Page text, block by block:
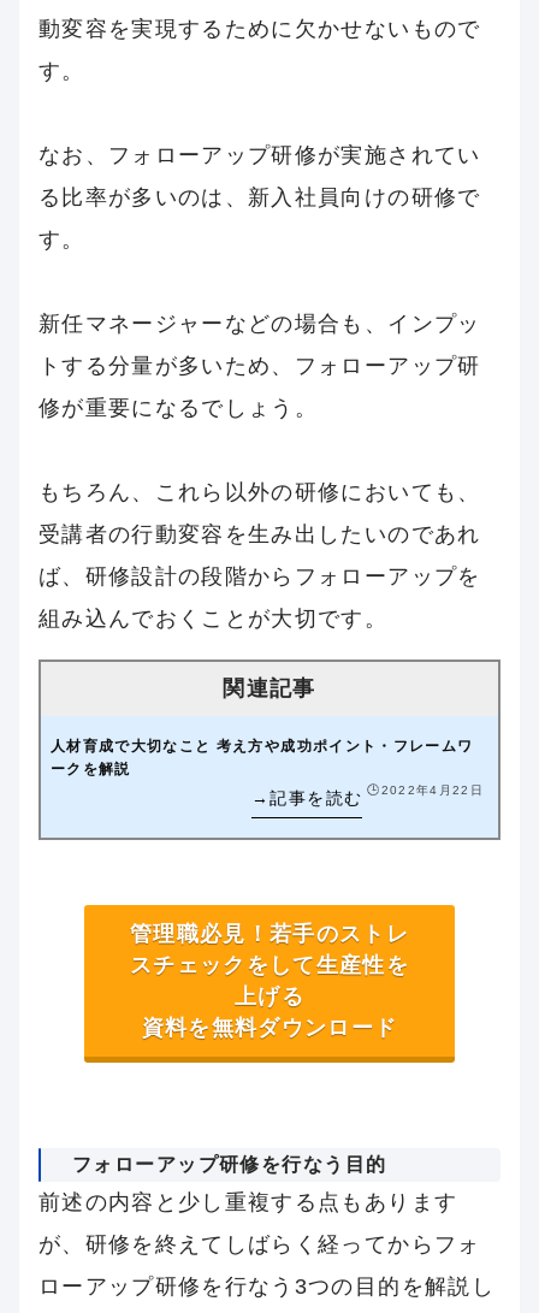
動変容を実現するために欠かせないもので
す。
なお、フォローアップ研修が実施されてい
る比率が多いのは、新入社員向けの研修で
す。
新任マネージャーなどの場合も、インプッ
トする分量が多いため、フォローアップ研
修が重要になるでしょう。
もちろん、これら以外の研修においても、
受講者の行動変容を生み出したいのであれ
ば、研修設計の段階からフォローアップを
組み込んでおくことが大切です。
人材育成で大切なこと 考え方や成功ポイント・フレームワ
ークを解説
🕒️2022年4月22日
管理職必見！若手のストレ
スチェックをして生産性を
上げる
資料を無料ダウンロード
フォローアップ研修を行なう目的
前述の内容と少し重複する点もあります
が、研修を終えてしばらく経ってからフォ
ローアップ研修を行なう3つの目的を解説し